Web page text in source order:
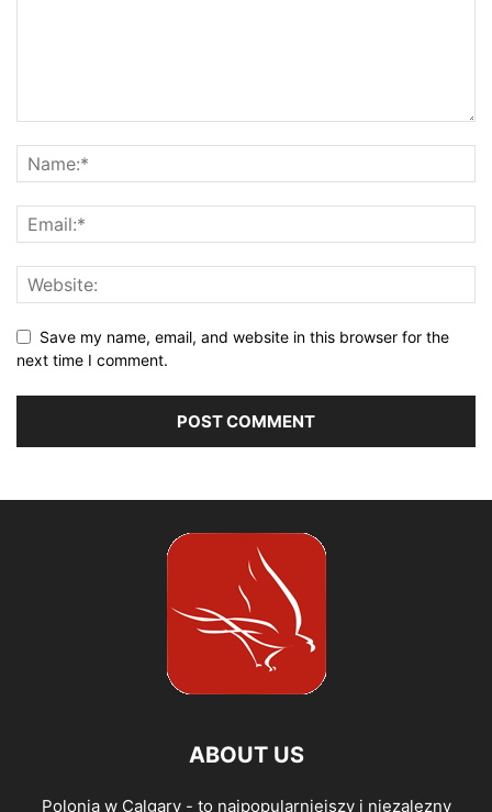
Save my name, email, and website in this browser for the
next time I comment.
ABOUT US
Polonia w Calgary - to najpopularniejszy i niezalezny